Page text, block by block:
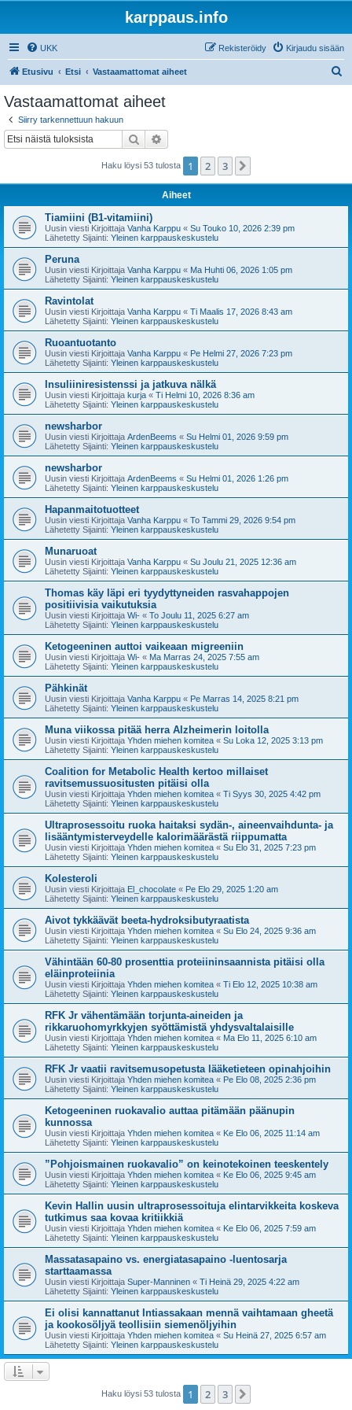
karppaus.info
UKK Kirjaudu sisään
Rekisteröidy
Etusivu Etsi Vastaamattomat aiheet
Vastaamattomat aiheet
Siirry tarkennettuun hakuun
Etsi
Haku löysi 53 tulosta 1 2 3
Aiheet
Tiamiini (B1-vitamiini)
Uusin viesti Kirjoittaja Vanha Karppu « Su Touko 10, 2026 2:39 pm
Lähetetty Sijainti: Yleinen karppauskeskustelu
Peruna
Uusin viesti Kirjoittaja Vanha Karppu « Ma Huhti 06, 2026 1:05 pm
Lähetetty Sijainti: Yleinen karppauskeskustelu
Ravintolat
Uusin viesti Kirjoittaja Vanha Karppu « Ti Maalis 17, 2026 8:43 am
Lähetetty Sijainti: Yleinen karppauskeskustelu
Ruoantuotanto
Uusin viesti Kirjoittaja Vanha Karppu « Pe Helmi 27, 2026 7:23 pm
Lähetetty Sijainti: Yleinen karppauskeskustelu
Insuliiniresistenssi ja jatkuva nälkä
Uusin viesti Kirjoittaja kurja « Ti Helmi 10, 2026 8:36 am
Lähetetty Sijainti: Yleinen karppauskeskustelu
newsharbor
Uusin viesti Kirjoittaja ArdenBeems « Su Helmi 01, 2026 9:59 pm
Lähetetty Sijainti: Yleinen karppauskeskustelu
newsharbor
Uusin viesti Kirjoittaja ArdenBeems « Su Helmi 01, 2026 1:26 pm
Lähetetty Sijainti: Yleinen karppauskeskustelu
Hapanmaitotuotteet
Uusin viesti Kirjoittaja Vanha Karppu « To Tammi 29, 2026 9:54 pm
Lähetetty Sijainti: Yleinen karppauskeskustelu
Munaruoat
Uusin viesti Kirjoittaja Vanha Karppu « Su Joulu 21, 2025 12:36 am
Lähetetty Sijainti: Yleinen karppauskeskustelu
Thomas käy läpi eri tyydyttyneiden rasvahappojen
positiivisia vaikutuksia
Uusin viesti Kirjoittaja Wi- « To Joulu 11, 2025 6:27 am
Lähetetty Sijainti: Yleinen karppauskeskustelu
Ketogeeninen auttoi vaikeaan migreeniin
Uusin viesti Kirjoittaja Wi- « Ma Marras 24, 2025 7:55 am
Lähetetty Sijainti: Yleinen karppauskeskustelu
Pähkinät
Uusin viesti Kirjoittaja Vanha Karppu « Pe Marras 14, 2025 8:21 pm
Lähetetty Sijainti: Yleinen karppauskeskustelu
Muna viikossa pitää herra Alzheimerin loitolla
Uusin viesti Kirjoittaja Yhden miehen komitea « Su Loka 12, 2025 3:13 pm
Lähetetty Sijainti: Yleinen karppauskeskustelu
Coalition for Metabolic Health kertoo millaiset
ravitsemussuositusten pitäisi olla
Uusin viesti Kirjoittaja Yhden miehen komitea « Ti Syys 30, 2025 4:42 pm
Lähetetty Sijainti: Yleinen karppauskeskustelu
Ultraprosessoitu ruoka haitaksi sydän-, aineenvaihdunta- ja
lisääntymisterveydelle kalorimäärästä riippumatta
Uusin viesti Kirjoittaja Yhden miehen komitea « Su Elo 31, 2025 7:23 pm
Lähetetty Sijainti: Yleinen karppauskeskustelu
Kolesteroli
Uusin viesti Kirjoittaja El_chocolate « Pe Elo 29, 2025 1:20 am
Lähetetty Sijainti: Yleinen karppauskeskustelu
Aivot tykkäävät beeta-hydroksibutyraatista
Uusin viesti Kirjoittaja Yhden miehen komitea « Su Elo 24, 2025 9:36 am
Lähetetty Sijainti: Yleinen karppauskeskustelu
Vähintään 60-80 prosenttia proteiininsaannista pitäisi olla
eläinproteiinia
Uusin viesti Kirjoittaja Yhden miehen komitea « Ti Elo 12, 2025 10:38 am
Lähetetty Sijainti: Yleinen karppauskeskustelu
RFK Jr vähentämään torjunta-aineiden ja
rikkaruohomyrkkyjen syöttämistä yhdysvaltalaisille
Uusin viesti Kirjoittaja Yhden miehen komitea « Ma Elo 11, 2025 6:10 am
Lähetetty Sijainti: Yleinen karppauskeskustelu
RFK Jr vaatii ravitsemusopetusta lääketieteen opinahjoihin
Uusin viesti Kirjoittaja Yhden miehen komitea « Pe Elo 08, 2025 2:36 pm
Lähetetty Sijainti: Yleinen karppauskeskustelu
Ketogeeninen ruokavalio auttaa pitämään päänupin
kunnossa
Uusin viesti Kirjoittaja Yhden miehen komitea « Ke Elo 06, 2025 11:14 am
Lähetetty Sijainti: Yleinen karppauskeskustelu
”Pohjoismainen ruokavalio” on keinotekoinen teeskentely
Uusin viesti Kirjoittaja Yhden miehen komitea « Ke Elo 06, 2025 9:45 am
Lähetetty Sijainti: Yleinen karppauskeskustelu
Kevin Hallin uusin ultraprosessoituja elintarvikkeita koskeva
tutkimus saa kovaa kritiikkiä
Uusin viesti Kirjoittaja Yhden miehen komitea « Ke Elo 06, 2025 7:59 am
Lähetetty Sijainti: Yleinen karppauskeskustelu
Massatasapaino vs. energiatasapaino -luentosarja
starttaamassa
Uusin viesti Kirjoittaja Super-Manninen « Ti Heinä 29, 2025 4:22 am
Lähetetty Sijainti: Yleinen karppauskeskustelu
Ei olisi kannattanut Intiassakaan mennä vaihtamaan gheetä
ja kookosöljyä teollisiin siemenöljyihin
Uusin viesti Kirjoittaja Yhden miehen komitea « Su Heinä 27, 2025 6:57 am
Lähetetty Sijainti: Yleinen karppauskeskustelu
Haku löysi 53 tulosta 1 2 3